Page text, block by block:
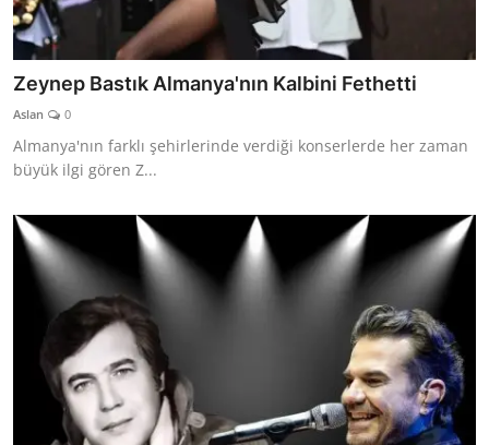
Zeynep Bastık Almanya'nın Kalbini Fethetti
Aslan 0
Almanya'nın farklı şehirlerinde verdiği konserlerde her zaman
büyük ilgi gören Z...